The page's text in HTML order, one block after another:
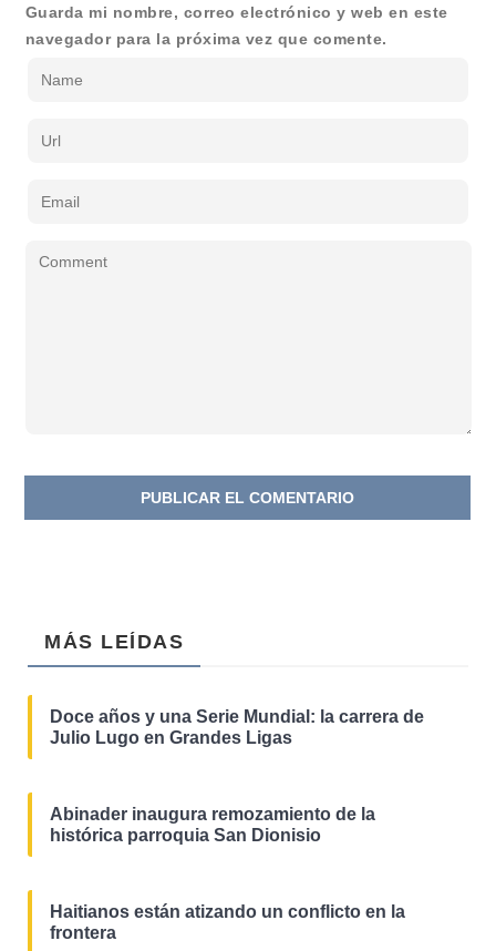
Guarda mi nombre, correo electrónico y web en este
navegador para la próxima vez que comente.
MÁS LEÍDAS
Doce años y una Serie Mundial: la carrera de
Julio Lugo en Grandes Ligas
Abinader inaugura remozamiento de la
histórica parroquia San Dionisio
Haitianos están atizando un conflicto en la
frontera